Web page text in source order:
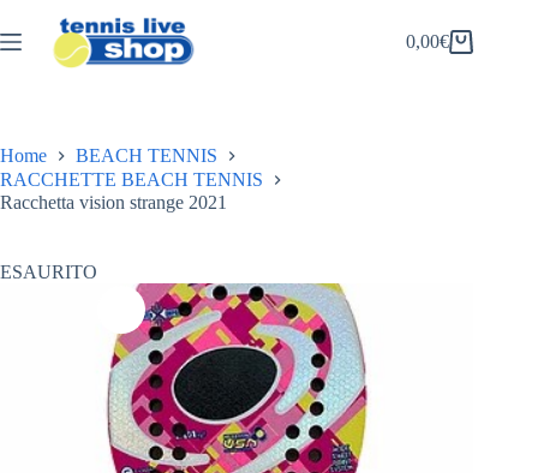
al
contenuto
Carrello
0,00€
Home
BEACH TENNIS
RACCHETTE BEACH TENNIS
Racchetta vision strange 2021
ESAURITO